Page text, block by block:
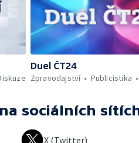
Duel ČT24
Zpravodajství
Publicistika
na sociálních
X (Twitter)